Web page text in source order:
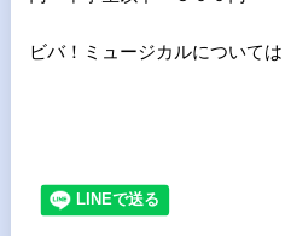
ビバ！ミュージカルについては